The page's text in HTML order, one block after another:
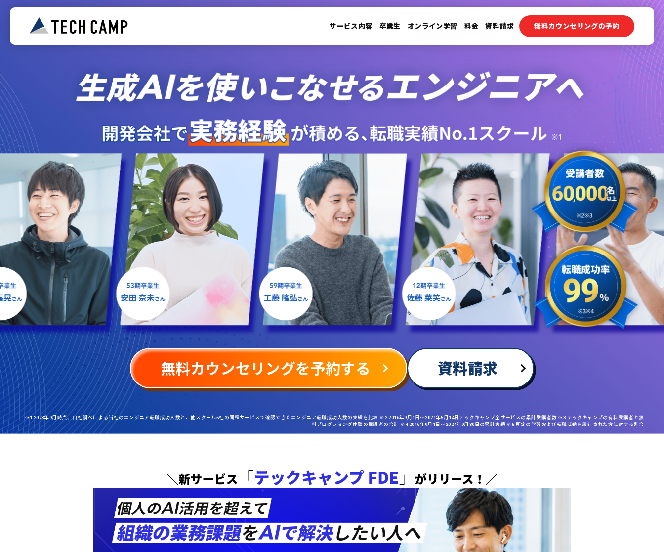
サービス内容 卒業生 オンライン学習 料金 資料請求 無料カウンセリングの予約
無料カウンセリングを予約する 資料請求
※1 2023年9月時点、自社調べによる当社のエンジニア転職成功人数と、他スクール5社の同種サービスで確認できたエンジニア転職成功人数の実績を比較 ※2 2016年9月1日〜2021年5月14日テックキャンプ全サービスの累計受講者数 ※3 テックキャンプの有料受講者と無
料プログラミング体験の受講者の合計 ※4 2016年9月1日〜2024年9月30日の累計実績 ※5 所定の学習および転職活動を履行された方に対する割合